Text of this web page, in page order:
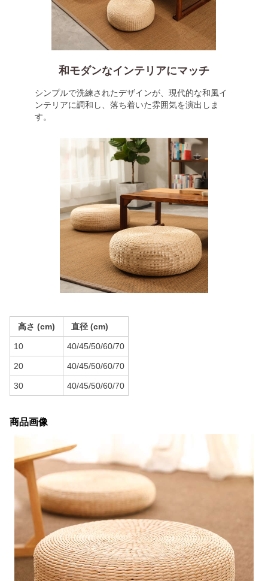
和モダンなインテリアにマッチ
シンプルで洗練されたデザインが、現代的な和風イ
ンテリアに調和し、落ち着いた雰囲気を演出しま
す。
高さ (cm) 直径 (cm)
10 40/45/50/60/70
20 40/45/50/60/70
30 40/45/50/60/70
商品画像